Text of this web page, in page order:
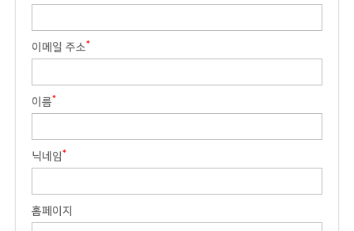
이메일 주소*
이름*
닉네임*
홈페이지